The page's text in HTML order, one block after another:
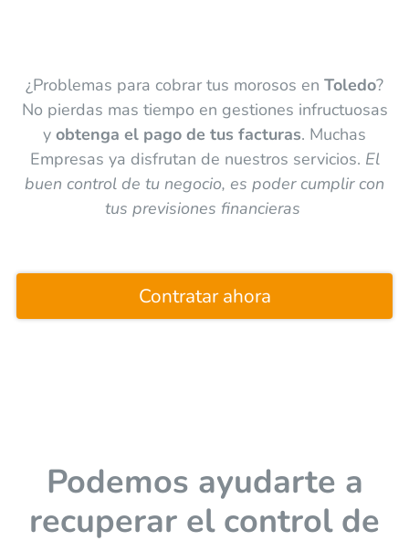
¿Problemas para cobrar tus morosos en Toledo?
No pierdas mas tiempo en gestiones infructuosas
y obtenga el pago de tus facturas. Muchas
Empresas ya disfrutan de nuestros servicios. El
buen control de tu negocio, es poder cumplir con
tus previsiones financieras
Contratar ahora
Podemos ayudarte a
recuperar el control de